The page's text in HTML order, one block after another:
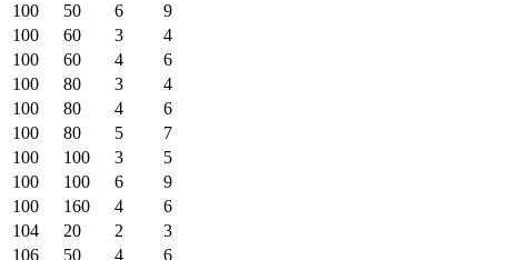
100
50 6
9
100
60 3
4
100
60 4
6
100
80 3
4
100
80 4
6
100
80 5
7
100
100 3
5
100
100 6
9
100
160 4
6
104
20 2
3
106
50 4 6